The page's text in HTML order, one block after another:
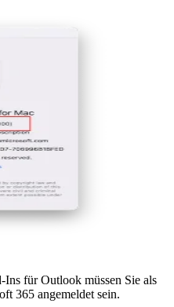
für Outlook müssen Sie als
365 angemeldet sein.